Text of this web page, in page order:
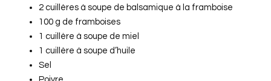
2 cuillères à soupe de balsamique à la framboise
100 g de framboises
1 cuillère à soupe de miel
1 cuillère à soupe d’huile
Sel